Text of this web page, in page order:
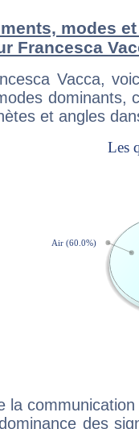
modes
Francesca
Vacca,
dominants,
et angles
la
des